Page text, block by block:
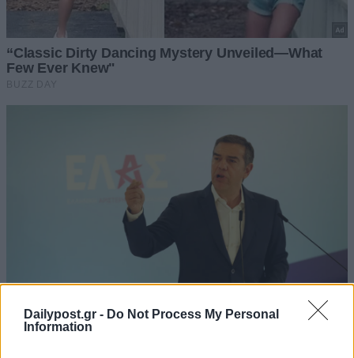
Dailypost.gr - Do Not Process My Personal
Information